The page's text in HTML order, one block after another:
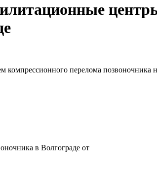
компрессионного перелома позвоночника
в Волгограде от